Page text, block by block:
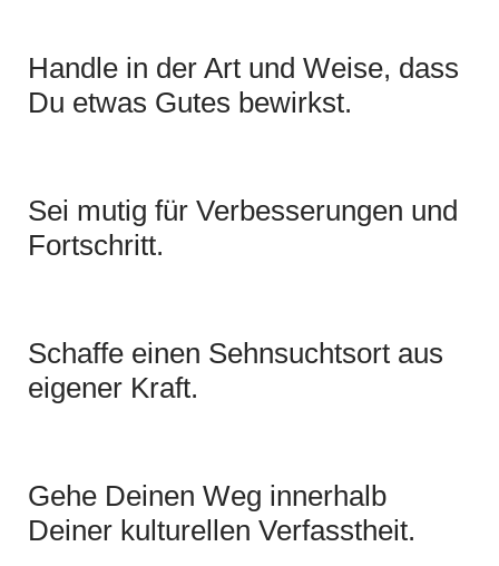
Handle in der Art und Weise, dass
Du etwas Gutes bewirkst.
Sei mutig für Verbesserungen und
Fortschritt.
Schaffe einen Sehnsuchtsort aus
eigener Kraft.
Gehe Deinen Weg innerhalb
Deiner kulturellen Verfasstheit.